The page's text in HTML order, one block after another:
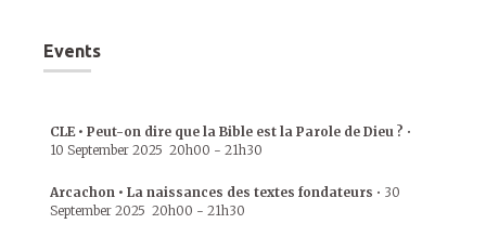
Events
CLE • Peut-on dire que la Bible est la Parole de Dieu ? •
10 September 2025 20h00 - 21h30
Arcachon • La naissances des textes fondateurs • 30
September 2025 20h00 - 21h30